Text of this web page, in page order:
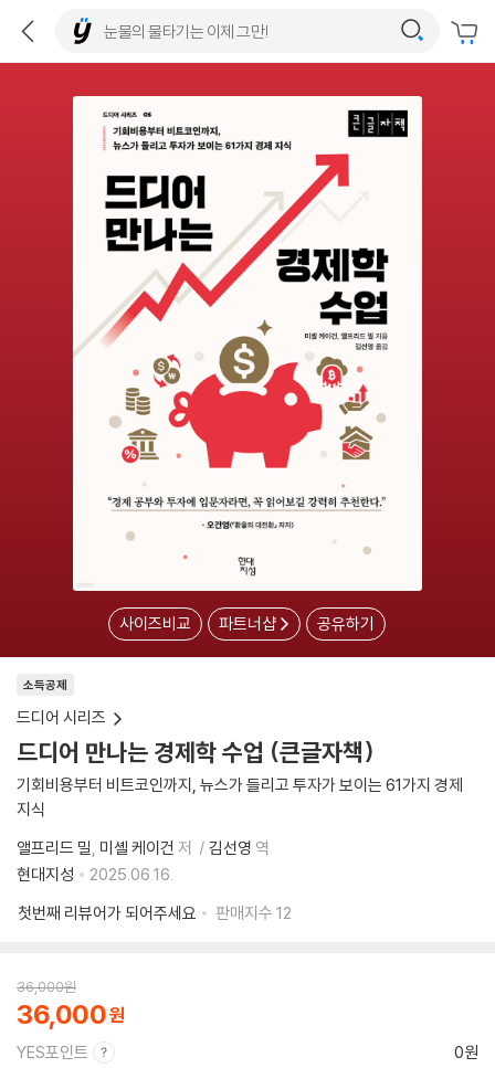
사이즈비교 파트너샵 공유하기
소득공제
드디어 시리즈
드디어 만나는 경제학 수업 (큰글자책)
기회비용부터 비트코인까지, 뉴스가 들리고 투자가 보이는 61가지 경제
지식
앨프리드 밀 미셸 케이건 저 김선영 역
현대지성
2025.06.16.
첫번째 리뷰어가 되어주세요
판매지수 12
36,000원
36,000
YES포인트 0원